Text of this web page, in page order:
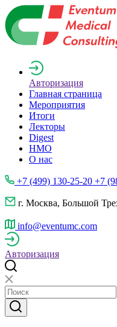
Авторизация
Главная страница
Мероприятия
Итоги
Лекторы
Digest
НМО
О нас
+7 (499) 130-25-20 +7
г. Москва, Большой
info@eventumc.com
Авторизация